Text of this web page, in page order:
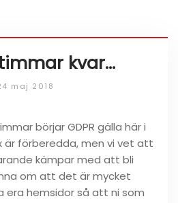
kvar…
maj 2018
börjar GDPR gälla här i
är förberedda, men vi vet att
kämpar med att bli
om att det är mycket
hemsidor så att ni som